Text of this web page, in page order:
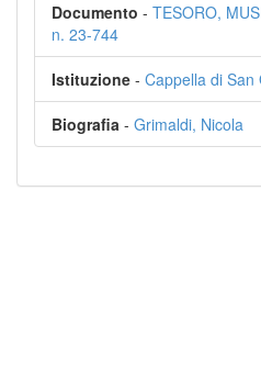
Documento - TESORO,
n. 23-744
Istituzione - Cappella di San
Biografia - Grimaldi, Nicola